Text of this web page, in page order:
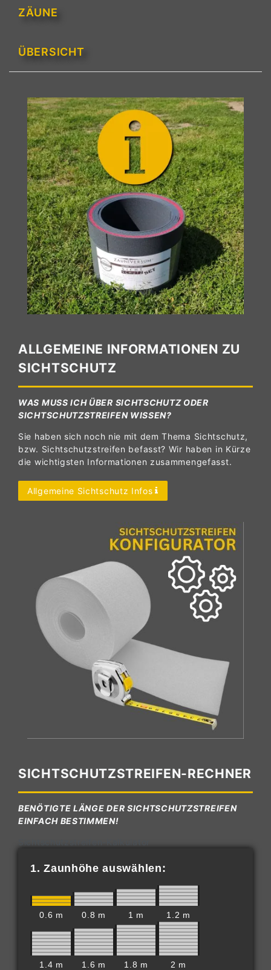
ZÄUNE
ÜBERSICHT
ALLGEMEINE INFORMATIONEN ZU
SICHTSCHUTZ
WAS MUSS ICH ÜBER SICHTSCHUTZ ODER
SICHTSCHUTZSTREIFEN WISSEN?
Sie haben sich noch nie mit dem Thema Sichtschutz,
bzw. Sichtschutzstreifen befasst? Wir haben in Kürze
die wichtigsten Informationen zusammengefasst.
Allgemeine Sichtschutz Infos
SICHTSCHUTZSTREIFEN-RECHNER
BENÖTIGTE LÄNGE DER SICHTSCHUTZSTREIFEN
EINFACH BESTIMMEN!
1. Zaunhöhe auswählen:
0.6 m 0.8 m 1 m 1.2 m
1.4 m 1.6 m 1.8 m 2 m